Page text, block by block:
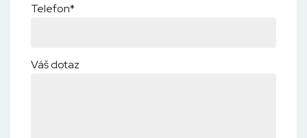
Telefon*
Váš dotaz